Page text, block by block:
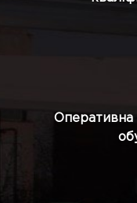
Оперативна